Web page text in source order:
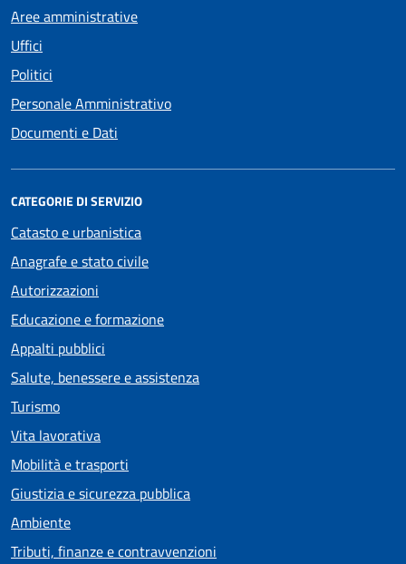
Aree amministrative
Uffici
Politici
Personale Amministrativo
Documenti e Dati
CATEGORIE DI SERVIZIO
Catasto e urbanistica
Anagrafe e stato civile
Autorizzazioni
Educazione e formazione
Appalti pubblici
Salute, benessere e assistenza
Turismo
Vita lavorativa
Mobilità e trasporti
Giustizia e sicurezza pubblica
Ambiente
Tributi, finanze e contravvenzioni